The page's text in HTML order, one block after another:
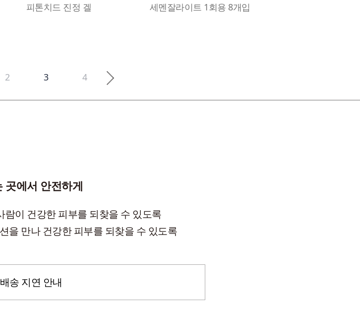
피톤치드 진정 겔 세멘잘라이트 1회용 8개입
2 3 4
곳에서 안전하게
람이 건강한 피부를 되찾을 수 있도록
을 만나 건강한 피부를 되찾을 수 있도록
송 지연 안내